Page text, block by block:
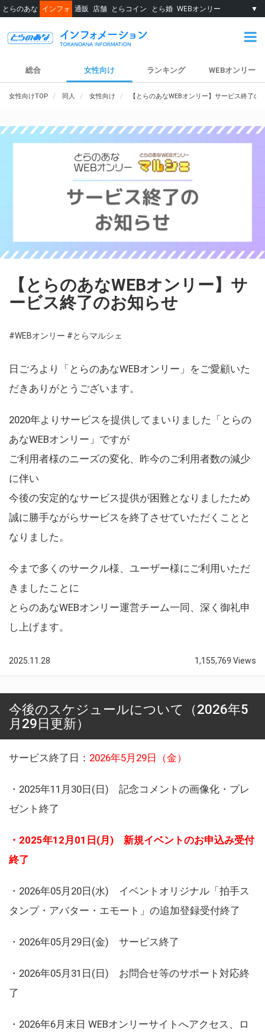
とらのあな インフォ 通販 店舗 とらコイン とら婚 WEBオンリー ▼
総合 女性向け ランキング WEBオンリー
女性向けTOP 同人 女性向け 【とらのあなWEBオンリー】サービス終了の
【とらのあなWEBオンリー】サ
ービス終了のお知らせ
#WEBオンリー #とらマルシェ
日ごろより「とらのあなWEBオンリー」をご愛顧いた
だきありがとうございます。
2020年よりサービスを提供してまいりました「とらの
あなWEBオンリー」ですが
ご利用者様のニーズの変化、昨今のご利用者数の減少
に伴い
今後の安定的なサービス提供が困難となりましたため
誠に勝手ながらサービスを終了させていただくことと
なりました。
今まで多くのサークル様、ユーザー様にご利用いただ
きましたことに
とらのあなWEBオンリー運営チーム一同、深く御礼申
し上げます。
2025.11.28 1,155,769 Views
今後のスケジュールについて（2026年5
月29日更新）
サービス終了日： 2026年5月29日（金）
・2025年11月30日(日) 記念コメントの画像化・プレ
ゼント終了
・2025年12月01日(月) 新規イベントのお申込み受付
終了
・2026年05月20日(水) イベントオリジナル「拍手ス
タンプ・アバター・エモート」の追加登録受付終了
・2026年05月29日(金) サービス終了
・2026年05月31日(日) お問合せ等のサポート対応終
了
・2026年6月末日 WEBオンリーサイトへアクセス、ロ